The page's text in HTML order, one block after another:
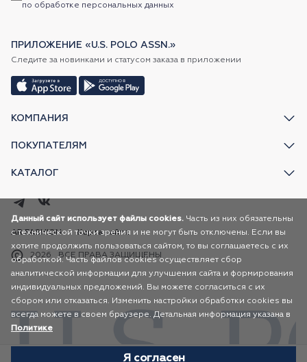
КОМПАНИЯ
ПОКУПАТЕЛЯМ
КАТАЛОГ
по обработке персональных данных
ПРИЛОЖЕНИЕ «U.S. POLO ASSN.»
Следите за новинками и статусом заказа в приложении
2026 ВСЕ ПРАВА ЗАЩИЩЕНЫ
AR FASHION Карта сайта
Данный сайт использует файлы cookies. Часть из них обязательны
с технической точки зрения и не могут быть отключены. Если вы
хотите продолжить пользоваться сайтом, то вы соглашаетесь с их
обработкой. Часть файлов cookies осуществляет сбор
аналитической информации для улучшения сайта и формирования
индивидуальных предложений. Вы можете согласиться с их
сбором или отказаться. Изменить настройки обработки cookies вы
всегда можете в своем браузере. Детальная информация указана в
Политике
Я согласен